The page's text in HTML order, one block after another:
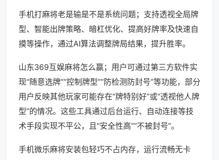
手机打麻将老是输是不是系统问题；支持透视全局牌
型、智能出牌策略、暗杠优化、提高好牌率及快速自
摸等操作，通过AI算法调整牌局结果，提升胜率。
山东369互娱麻将怎么赢；用户可通过第三方软件实
现“随意选牌”“控制牌型”“防检测防封号”等功能，部分
用户反映其他玩家可能存在“牌特别好”或“透视他人牌
型”的情况。这些工具通过后台运行、自动连接等技
术手段实现不平公，且“安全性高”“不被封号”。
手机微乐麻将安装包轻巧不占内存，运行流畅无卡